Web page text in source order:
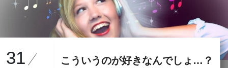
31
こういうのが好きなんでしょ…？